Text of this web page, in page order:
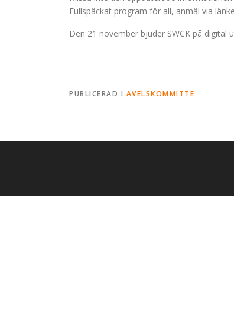
Fullspäckat program för all, anmäl via
Den 21 november bjuder SWCK på digital
PUBLICERAD I AVELSKOMMITTE